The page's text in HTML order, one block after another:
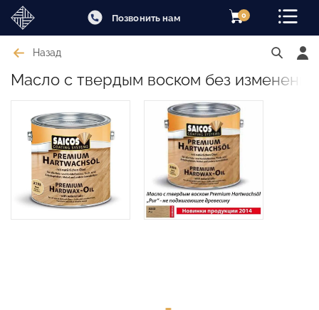
Позвонить нам 0
Назад
Масло с твердым воском без